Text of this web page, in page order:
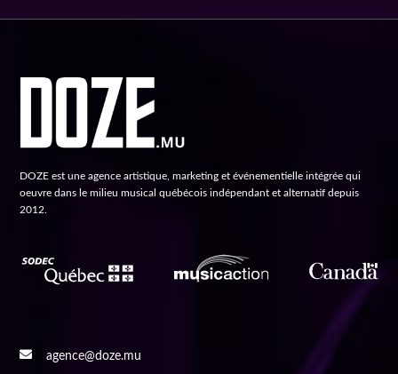
DOZE est une agence artistique, marketing et événementielle intégrée qui
oeuvre dans le milieu musical québécois indépendant et alternatif depuis
2012.
agence@doze.mu